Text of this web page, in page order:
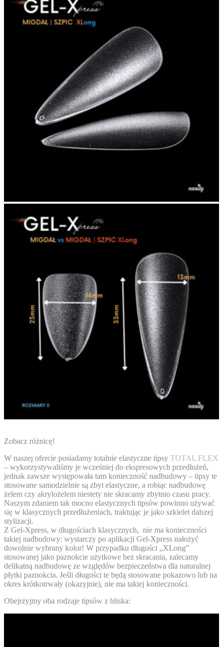
Zobacz różnicę!
W naszej ofercie posiadamy totalnie elastyczne tipsy TOTAL FLEX
– wykorzystywaliśmy je wcześniej do ekspresowych przedłużeń,
jednak zawsze występowała tam konieczność nadbudowy – tipsy te
stosowane samodzielnie są zbyt elastyczne, a robiąc nadbudowę
żelem czy akrylożelem niestety nie skracamy zbytnio czasu pracy.
Naszym zdaniem tak mocno elastycznych tipsów powinno używać
się w klasycznych przedłużeniach, traktując je jako szkielet dalszej
stylizacji.
Z Gel-Xpress, w długościach klasycznych, nie ma konieczności
takiej nadbudowy: wystarczy po aplikacji Gel-Xpress nałożyć
dowolnie wybrany kolor! W przypadku długości „XLong”
stosowanej jako paznokcie użytkowe bez skracania, zalecamy
delikatną nadbudowę ze względów bezpieczeństwa dla naturalnej
płytki paznokcia. Jeśli długości te będą stosowane pokazowo lub na
okres krótkotrwały (okazyjnie), nie ma takiej konieczności.
Obejrzyjmy oba rodzaje tipsów z bliska: